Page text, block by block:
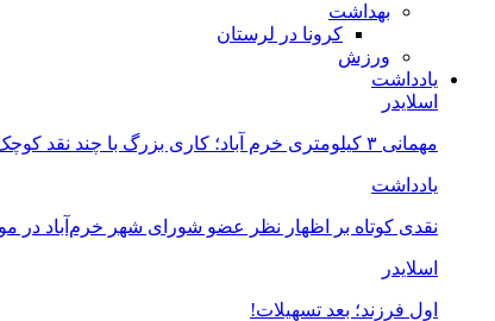
بهداشت
کرونا در لرستان
ورزش
یادداشت
اسلایدر
مهمانی ۳ کیلومتری خرم آباد؛ کاری بزرگ با چند نقد کوچک
یادداشت
نقدی کوتاه بر اظهار نظر عضو شورای شهر خرم‌آباد در
اسلایدر
اول فرزند؛ بعد تسهیلات!